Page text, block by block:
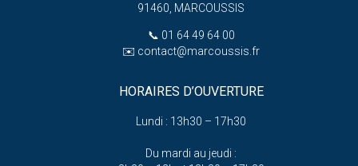
91460, MARCOUSSIS
📞 01 64 49 64 00
✉️ contact@marcoussis.fr
HORAIRES D’OUVERTURE
Lundi : 13h30 – 17h30
Du mardi au jeudi :